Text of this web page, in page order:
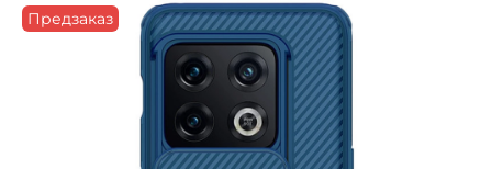
Предзаказ